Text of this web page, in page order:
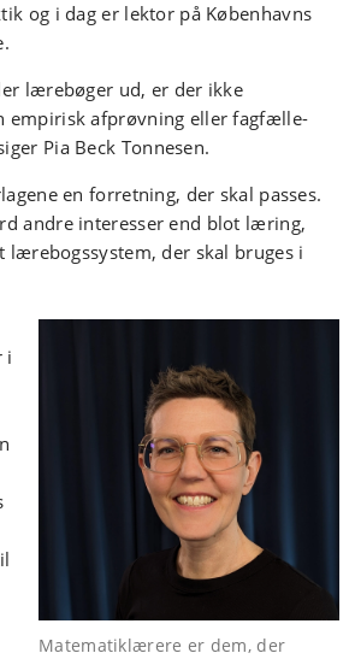
og i dag er lektor på Københavns
lærebøger ud, er der ikke
empirisk afprøvning eller fagfælle-
Pia Beck Tonnesen.
en forretning, der skal passes.
andre interesser end blot læring,
lærebogssystem, der skal bruges i
Matematiklærere er dem, der
i